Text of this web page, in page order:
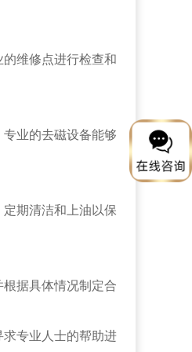
维修点进行检查和
业的去磁设备能够
期清洁和上油以保
据具体情况制定合
专业人士的帮助进